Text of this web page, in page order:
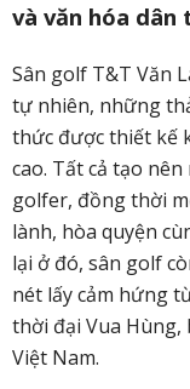
và văn hóa dân
Sân golf T&T Văn
tự nhiên, những
thức được thiết kế
cao. Tất cả tạo
golfer, đồng thời
lành, hòa quyện
lại ở đó, sân golf
nét lấy cảm hứng
thời đại Vua Hùng,
Việt Nam.